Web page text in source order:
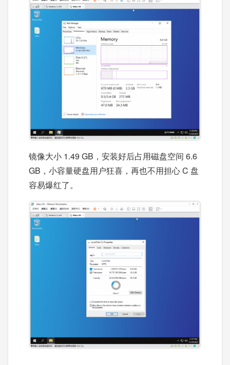
镜像大小 1.49 GB，安装好后占用磁盘空间 6.6
GB，小容量硬盘用户狂喜，再也不用担心 C 盘
容易爆红了。